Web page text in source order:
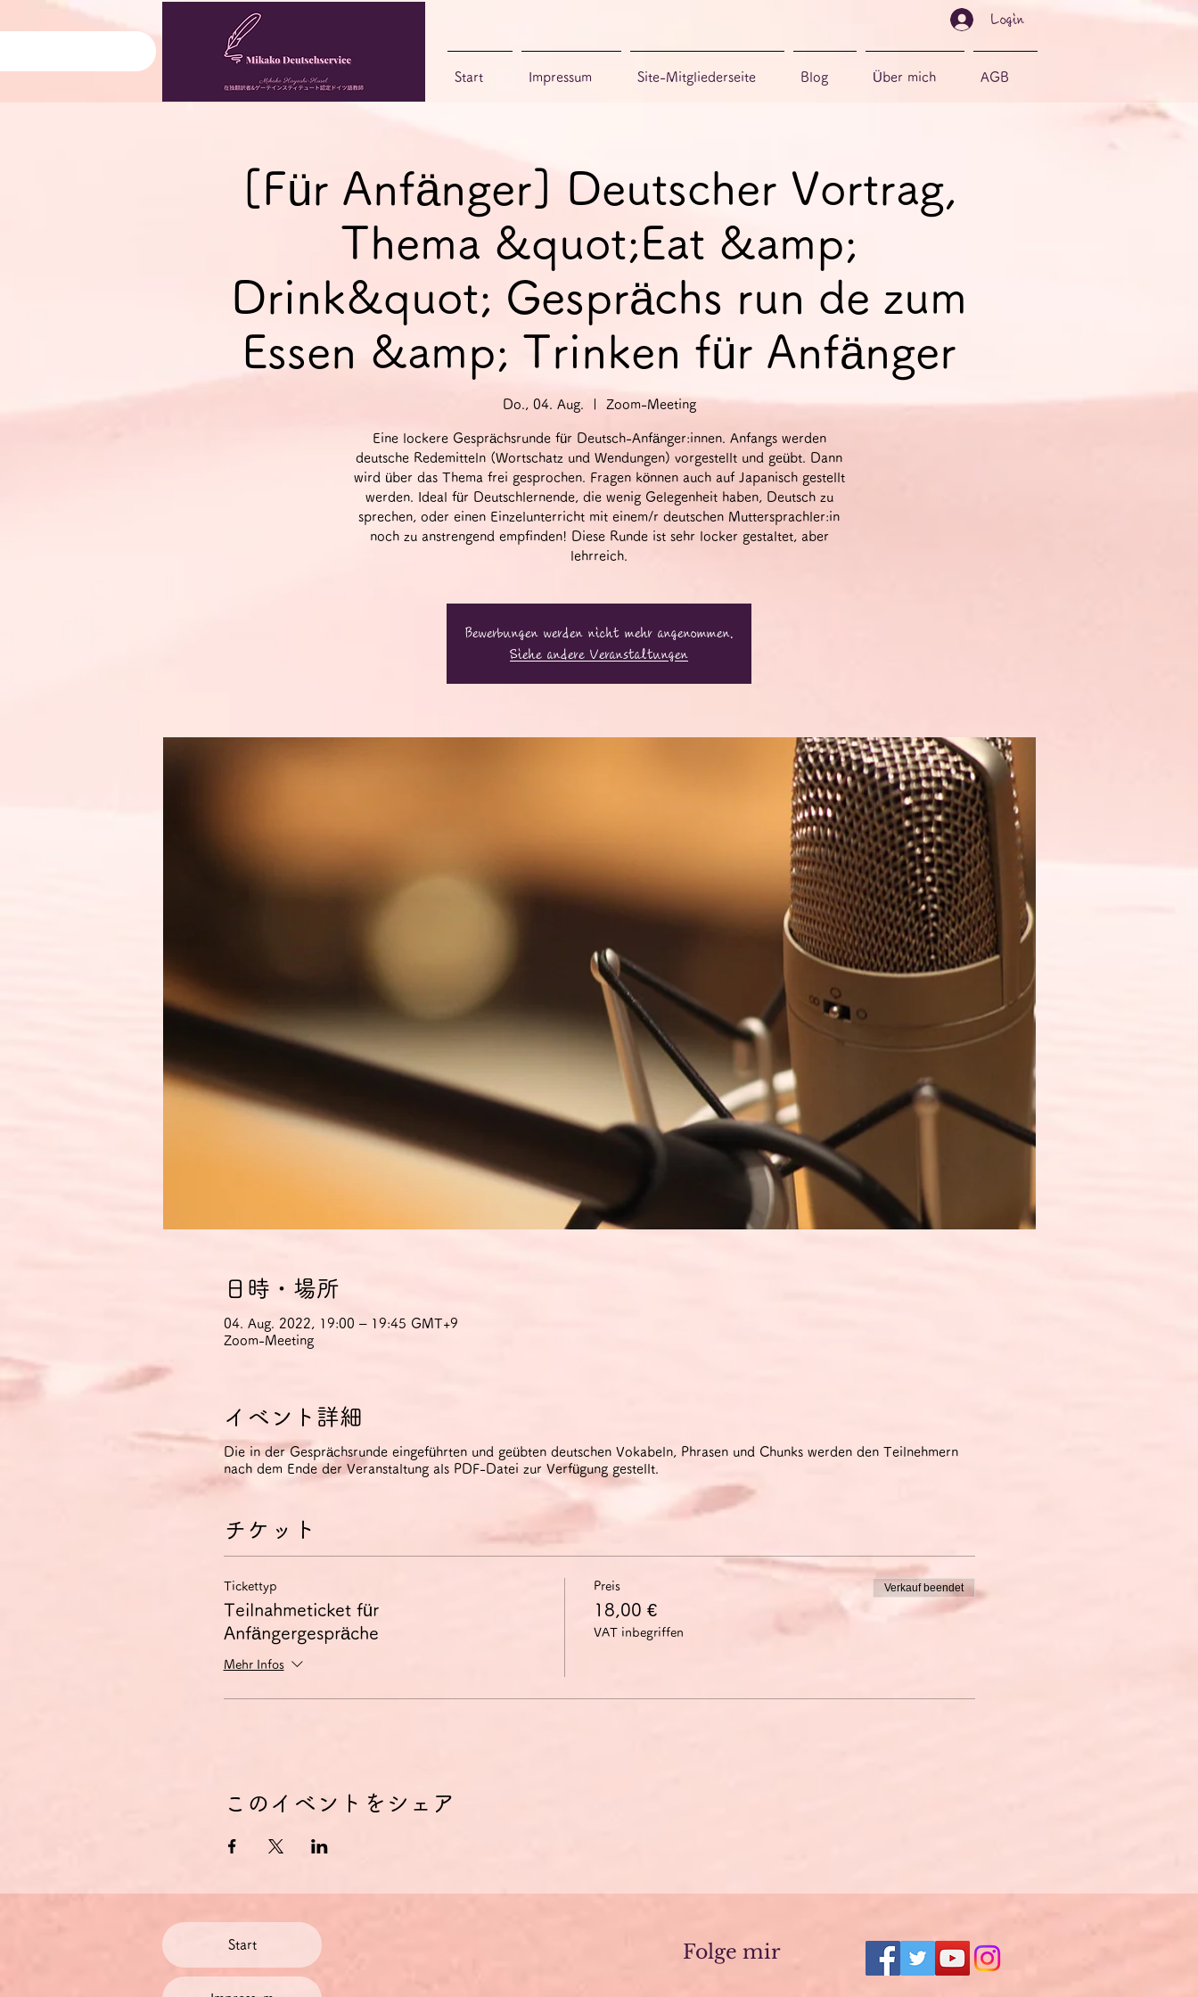
[Für Anfänger] Deutscher Vortrag,
Thema &quot;Eat &amp;
Drink&quot; Gesprächs run de zum
Essen &amp; Trinken für Anfänger
Do., 04. Aug. Zoom-Meeting
Eine lockere Gesprächsrunde für Deutsch-Anfänger:innen. Anfangs werden
deutsche Redemitteln (Wortschatz und Wendungen) vorgestellt und geübt. Dann
wird über das Thema frei gesprochen. Fragen können auch auf Japanisch gestellt
werden. Ideal für Deutschlernende, die wenig Gelegenheit haben, Deutsch zu
sprechen, oder einen Einzelunterricht mit einem/r deutschen Muttersprachler:in
noch zu anstrengend empfinden! Diese Runde ist sehr locker gestaltet, aber
lehrreich.
Bewerbungen werden nicht mehr angenommen.
Siehe andere Veranstaltungen
日時・場所
04. Aug. 2022, 19:00 – 19:45 GMT+9
Zoom-Meeting
イベント詳細
Die in der Gesprächsrunde eingeführten und geübten deutschen Vokabeln, Phrasen und Chunks werden den Teilnehmern
nach dem Ende der Veranstaltung als PDF-Datei zur Verfügung gestellt.
チケット
Tickettyp
Teilnahmeticket für
Anfängergespräche
Mehr Infos
Preis
18,00 €
VAT inbegriffen
Verkauf beendet
このイベントをシェア
Start Impressum Site-Mitgliederseite Blog Über mich AGB
Login
Start Folge mir